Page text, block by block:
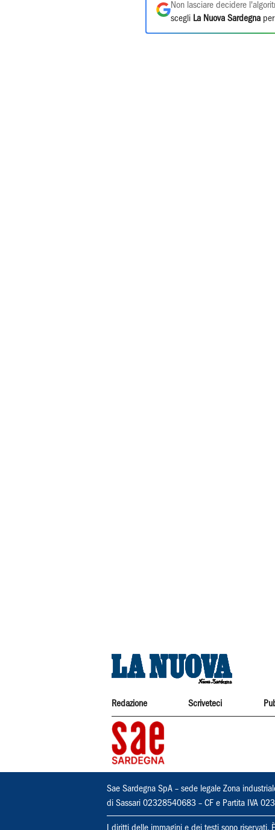
Non lasciare decidere
scegli La Nuova Sardegna
Redazione Scriveteci
Sae Sardegna SpA – sede legale Zona
di Sassari 02328540683 – CF e Partita IVA
I diritti delle immagini e dei testi sono riservati.